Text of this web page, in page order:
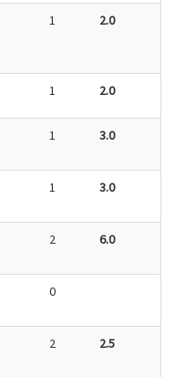
1 2.0
1 2.0
1 3.0
1 3.0
2 6.0
0
2 2.5